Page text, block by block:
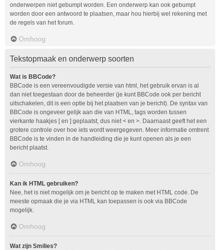
onderwerpen niet gebumpt worden. Een onderwerp kan ook gebumpt
worden door een antwoord te plaatsen, maar hou hierbij wel rekening met
de regels van het forum.
Omhoog
Tekstopmaak en onderwerp soorten
Wat is BBCode?
BBCode is een vereenvoudigde versie van html, het gebruik ervan is al
dan niet toegestaan door de beheerder (je kunt BBCode ook per bericht
uitschakelen, dit is een optie bij het plaatsen van je bericht). De syntax van
BBCode is ongeveer gelijk aan die van HTML, tags worden tussen
vierkante haakjes [ en ] geplaatst, dus niet < en >. Daarnaast geeft het een
grotere controle over hoe iets wordt weergegeven. Meer informatie omtrent
BBCode is te vinden in de handleiding die je kunt openen als je een
bericht plaatst.
Omhoog
Kan ik HTML gebruiken?
Nee, het is niet mogelijk om je bericht op te maken met HTML code. De
meeste opmaak die je via HTML kan toepassen is ook via BBCode
mogelijk.
Omhoog
Wat zijn Smilies?